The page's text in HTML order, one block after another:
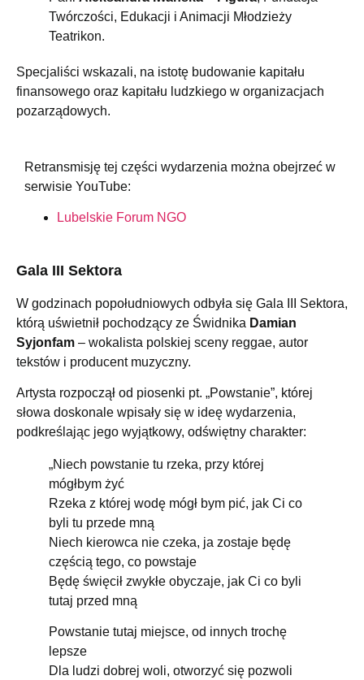
Twórczości, Edukacji i Animacji Młodzieży
Teatrikon.
Specjaliści wskazali, na istotę budowanie kapitału
finansowego oraz kapitału ludzkiego w organizacjach
pozarządowych.
Retransmisję tej części wydarzenia można obejrzeć w
serwisie YouTube:
Lubelskie Forum NGO
Gala III Sektora
W godzinach popołudniowych odbyła się Gala III Sektora,
którą uświetnił pochodzący ze Świdnika Damian
Syjonfam – wokalista polskiej sceny reggae, autor
tekstów i producent muzyczny.
Artysta rozpoczął od piosenki pt. „Powstanie”, której
słowa doskonale wpisały się w ideę wydarzenia,
podkreślając jego wyjątkowy, odświętny charakter:
„Niech powstanie tu rzeka, przy której
mógłbym żyć
Rzeka z której wodę mógł bym pić, jak Ci co
byli tu przede mną
Niech kierowca nie czeka, ja zostaje będę
częścią tego, co powstaje
Będę święcił zwykłe obyczaje, jak Ci co byli
tutaj przed mną
Powstanie tutaj miejsce, od innych trochę
lepsze
Dla ludzi dobrej woli, otworzyć się pozwoli